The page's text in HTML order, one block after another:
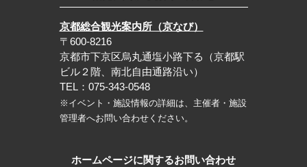
京都総合観光案内所（京なび）
〒600-8216
京都市下京区烏丸通塩小路下る（京都駅
ビル２階、南北自由通路沿い）
TEL：075-343-0548
※イベント・施設情報の詳細は、主催者・施設
管理者へお問い合わせください。
ホームページに関するお問い合わせ